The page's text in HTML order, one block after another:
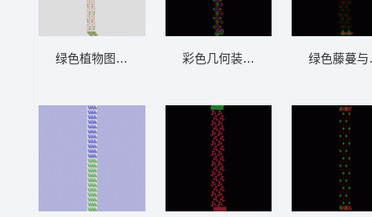
绿色植物图案刺绣设计 窗帘彩色几何装饰图案 窗帘 绿色藤蔓